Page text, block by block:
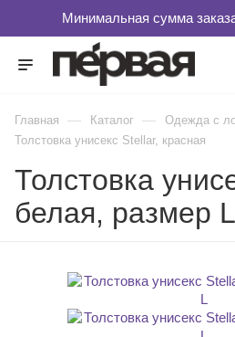
Главная — Каталог — Одежда с
Толстовка унисекс Stellar, красная
Толстовка
белая, размер L